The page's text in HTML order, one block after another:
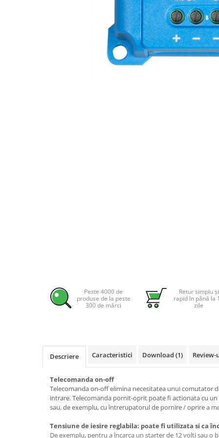
Sisteme fotovoltaice profesionale
Pachete sisteme fotovoltaice
Statii de incarcare
Prize de incarcare vehicule
Turbine eoliene pentru casă
Peste 4000 de
produse de la peste
300 de mărci
Retur simplu și
rapid în până la
zile
Descriere Caracteristici Download (1) Review-
Telecomanda on-off
Telecomanda on-off elimina necesitatea unui comutator
intrare. Telecomanda pornit-oprit poate fi actionata cu
sau, de exemplu, cu întrerupatorul de pornire / oprire a
Tensiune de iesire reglabila: poate fi utilizata si ca
De exemplu, pentru a încarca un starter de 12 volti sau o